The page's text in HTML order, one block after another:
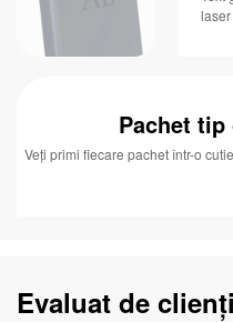
Pachet tip
Veți primi fiecare pachet într-o
Evaluat de